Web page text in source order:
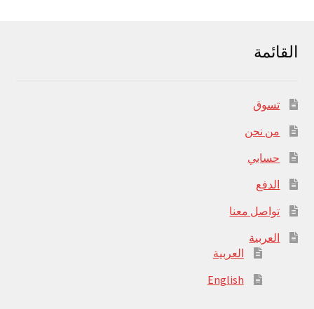
القائمة
تسوق
من نحن
حسابي
الدفع
تواصل معنا
العربية
العربية
English